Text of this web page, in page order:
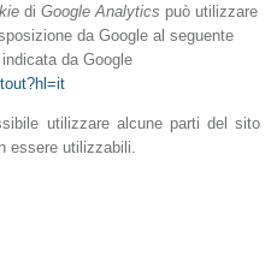
di Google Analytics può utilizzare
da Google al seguente
indicata da Google
utilizzare alcune parti del sito
essere utilizzabili.